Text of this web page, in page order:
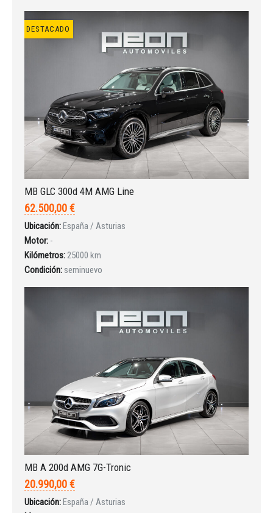
¿Ha olvidado la contraseña?
DESTACADO
MB GLC 300d 4M AMG Line
62.500,00 €
Ubicación:España / Asturias
Motor: -
Kilómetros:25000 km
Condición: seminuevo
MB A 200d AMG 7G-Tronic
20.990,00 €
Ubicación:España / Asturias